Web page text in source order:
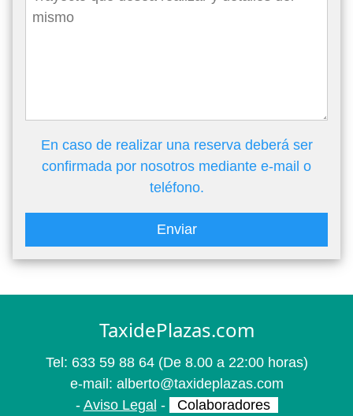
En caso de realizar una reserva deberá ser
confirmada por nosotros mediante e-mail o
teléfono.
Enviar
TaxidePlazas.com
Tel: 633 59 88 64 (De 8.00 a 22:00 horas)
e-mail: alberto@taxideplazas.com
- Aviso Legal - Colaboradores